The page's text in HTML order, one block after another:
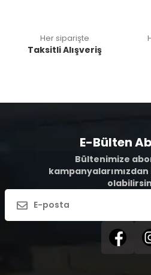
Her siparişte
Taksitli Alışveriş
E-Bülten
Bültenimize